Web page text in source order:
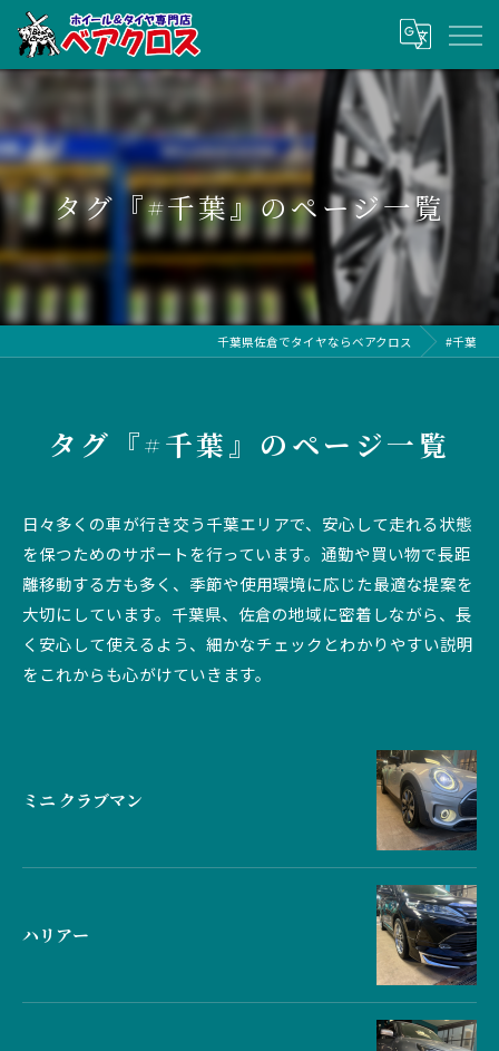
タグ『#千葉』のページ一覧
千葉県佐倉でタイヤならベアクロス #千葉
タグ『#千葉』のページ一覧
日々多くの車が行き交う千葉エリアで、安心して走れる状態
を保つためのサポートを行っています。通勤や買い物で長距
離移動する方も多く、季節や使用環境に応じた最適な提案を
大切にしています。千葉県、佐倉の地域に密着しながら、長
く安心して使えるよう、細かなチェックとわかりやすい説明
をこれからも心がけていきます。
ミニ クラブマン
ハリアー